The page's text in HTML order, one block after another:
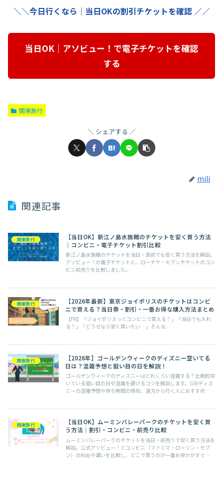
＼＼今日行くなら｜当日OKの割引チケットを確認 ／／
当日OK｜アソビュー！で電子チケットを確認
する
関東旅行
シェアする
mili
関連記事
関東旅行
【当日OK】新江ノ島水族館のチケットを安く買う方法
｜コンビニ・電子チケット割引比較
新江ノ島水族館のチケットを当日・直前でも安く買う方法を解説。
アソビュー！の電子チケットと、ローチケ・セブンチケットのコン
ビニ前売りを比較しました。
関東旅行
【2026年最新】東京ジョイポリスのチケットはコンビ
ニで買える？当日券・割引・一番お得な購入方法まとめ
【PR】「ジョイポリスってコンビニで買える？」「当日でも入れ
る？」「どうせなら安く買いたい…」そんな...
関東旅行
【2026年】ゴールデンウィークのディズニー空いてる
日は？混雑予想と狙い目の日を解説！
ゴールデンウィークのディズニーはどれくらい混雑する？比較的空
いている狙い目の日や混雑を避けるコツを解説します。GWディズ
ニーの混雑予想や待ち時間の傾向、遠方から行く人におすすめのホ
関東旅行
【当日OK】ムーミンバレーパークのチケットを安く買
う方法｜割引・コンビニ・前売り比較
ムーミンバレーパークのチケットを当日・前売りで安く買う方法を
解説。公式アソビュー！とコンビニ（ファミマ・ローソン・セブ
ン）の料金や違いを比較し、どこで買うのが一番お得かがすぐ分か